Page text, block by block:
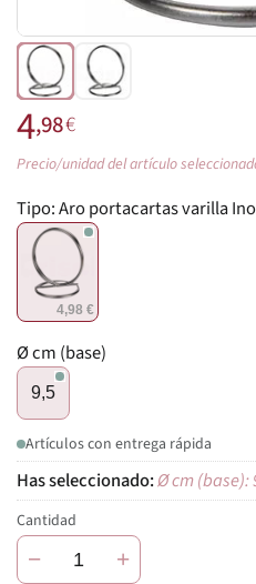
4,98€
Precio/unidad del artículo
Tipo:Aro portacartas varilla
4,98 €
Ø cm (base)
9,5
Artículos con entrega rápida
Ø cm (base):
Cantidad
− +